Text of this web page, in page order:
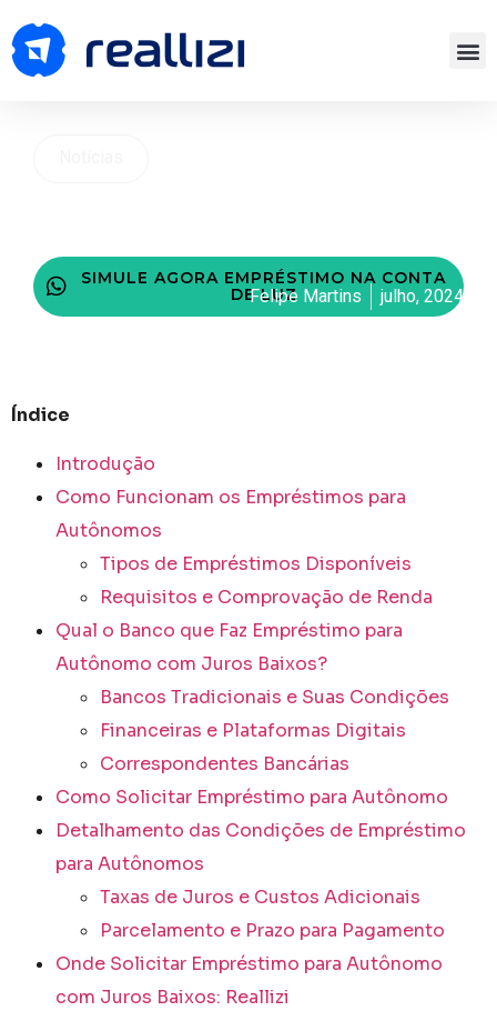
SIMULE AGORA EMPRÉSTIMO NA CONTA
DE LUZ
Felipe Martins julho, 2024
Índice
Introdução
Como Funcionam os Empréstimos para
Autônomos
Tipos de Empréstimos Disponíveis
Requisitos e Comprovação de Renda
Qual o Banco que Faz Empréstimo para
Autônomo com Juros Baixos?
Bancos Tradicionais e Suas Condições
Financeiras e Plataformas Digitais
Correspondentes Bancárias
Como Solicitar Empréstimo para Autônomo
Detalhamento das Condições de Empréstimo
para Autônomos
Taxas de Juros e Custos Adicionais
Parcelamento e Prazo para Pagamento
Onde Solicitar Empréstimo para Autônomo
com Juros Baixos: Reallizi